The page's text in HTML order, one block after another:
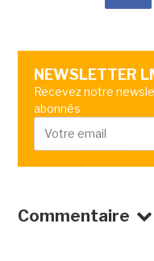
NEWSLETTER
Recevez notre
abonnés
Commentaire